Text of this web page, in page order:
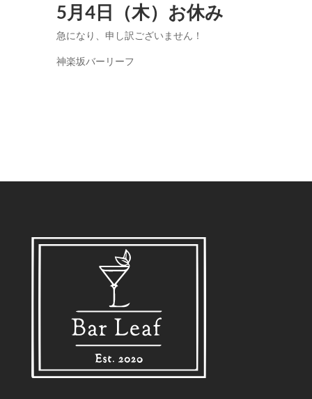
5月4日（木）お休み
急になり、申し訳ございません！
神楽坂バーリーフ